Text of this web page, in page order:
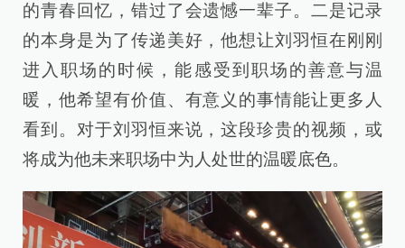
的青春回忆，错过了会遗憾一辈子。二是记录
的本身是为了传递美好，他想让刘羽恒在刚刚
进入职场的时候，能感受到职场的善意与温
暖，他希望有价值、有意义的事情能让更多人
看到。对于刘羽恒来说，这段珍贵的视频，或
将成为他未来职场中为人处世的温暖底色。